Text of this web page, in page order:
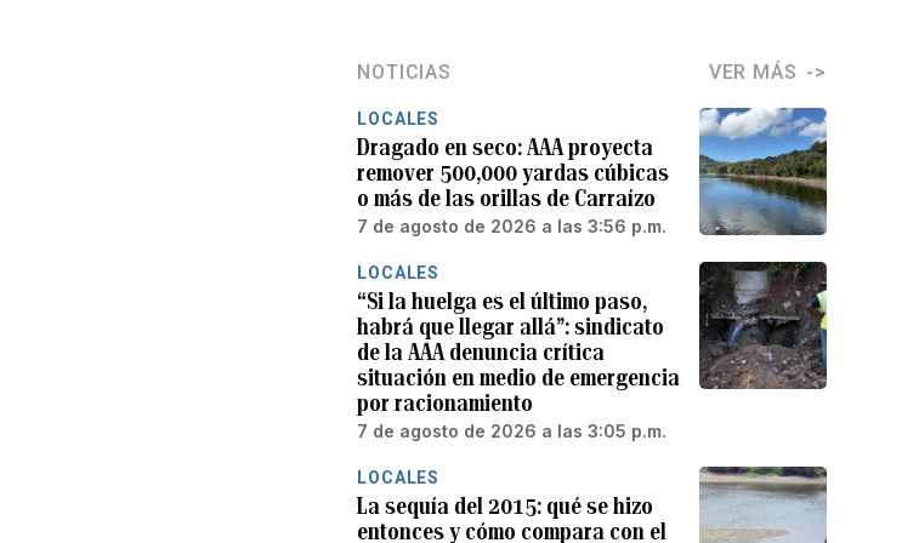
NOTICIAS VER MÁS
LOCALES
Dragado en seco: AAA proyecta
remover 500,000 yardas cúbicas
o más de las orillas de Carraízo
7 de agosto de 2026 a las 3:56 p.m.
LOCALES
“Si la huelga es el último paso,
habrá que llegar allá”: sindicato
de la AAA denuncia crítica
situación en medio de emergencia
por racionamiento
7 de agosto de 2026 a las 3:05 p.m.
LOCALES
La sequía del 2015: qué se hizo
entonces y cómo compara con el